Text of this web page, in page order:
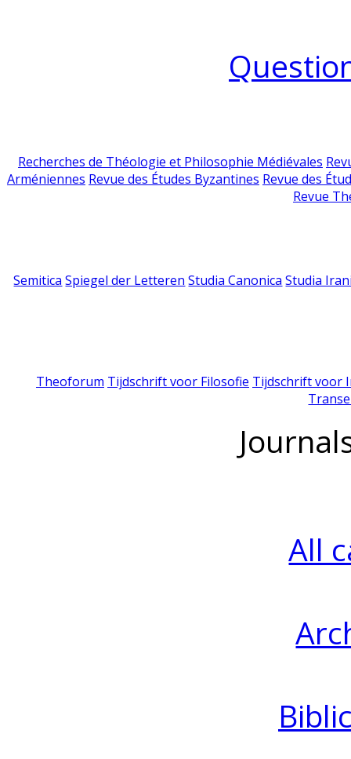
Recherches de Théologie et Philosophie Médiévales
Arméniennes Revue des Études Byzantines Revue des
Revue
Semitica Spiegel der Letteren Studia Canonica Studia
Theoforum Tijdschrift voor Filosofie Tijdschrift voor
All